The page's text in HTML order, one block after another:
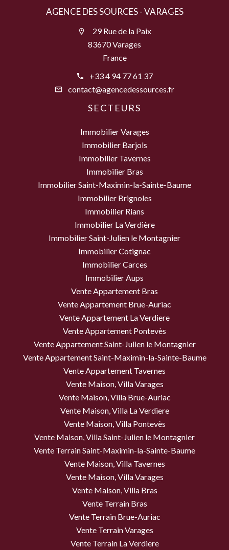
AGENCE DES SOURCES - VARAGES
29 Rue de la Paix
83670 Varages
France
+33 4 94 77 61 37
contact@agencedessources.fr
SECTEURS
Immobilier Varages
Immobilier Barjols
Immobilier Tavernes
Immobilier Bras
Immobilier Saint-Maximin-la-Sainte-Baume
Immobilier Brignoles
Immobilier Rians
Immobilier La Verdière
Immobilier Saint-Julien le Montagnier
Immobilier Cotignac
Immobilier Carces
Immobilier Aups
Vente Appartement Bras
Vente Appartement Brue-Auriac
Vente Appartement La Verdiere
Vente Appartement Pontevès
Vente Appartement Saint-Julien le Montagnier
Vente Appartement Saint-Maximin-la-Sainte-Baume
Vente Appartement Tavernes
Vente Maison, Villa Varages
Vente Maison, Villa Brue-Auriac
Vente Maison, Villa La Verdiere
Vente Maison, Villa Pontevès
Vente Maison, Villa Saint-Julien le Montagnier
Vente Terrain Saint-Maximin-la-Sainte-Baume
Vente Maison, Villa Tavernes
Vente Maison, Villa Varages
Vente Maison, Villa Bras
Vente Terrain Bras
Vente Terrain Brue-Auriac
Vente Terrain Varages
Vente Terrain La Verdiere